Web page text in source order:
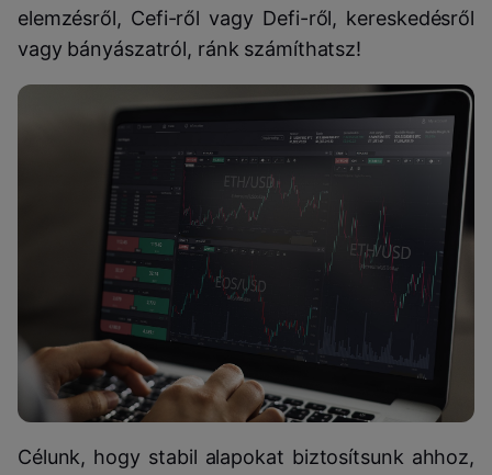
elemzésről, Cefi-ről vagy Defi-ről, kereskedésről
vagy bányászatról, ránk számíthatsz!
Célunk, hogy stabil alapokat biztosítsunk ahhoz,